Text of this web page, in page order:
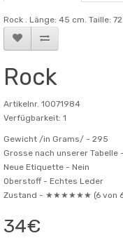
Rock . Länge: 45 cm. Taille:
Rock
Artikelnr. 10071984
Verfügbarkeit: 1
Gewicht /in Grams/ - 295
Grosse nach unserer Tabelle -
Neue Etiquette - Nein
Oberstoff - Echtes Leder
Zustand - ★★★★★★ (6 von 6)
34€